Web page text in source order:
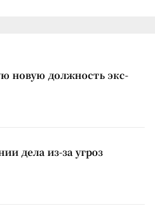
новую должность экс-
дела из-за угроз